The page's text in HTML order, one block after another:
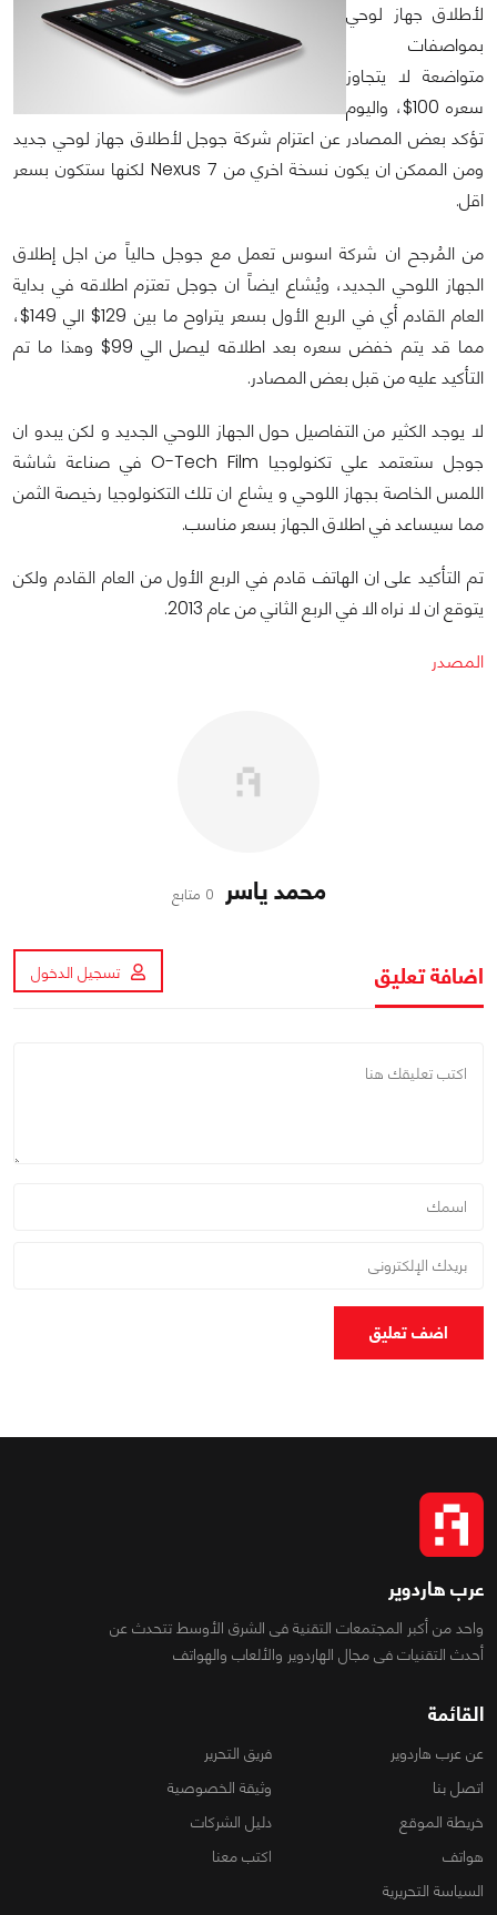
لأطلاق جهاز لوحي
بمواصفات
متواضعة لا يتجاوز
سعره 100$، واليوم
تؤكد بعض المصادر عن اعتزام شركة جوجل لأطلاق جهاز لوحي جديد
ومن الممكن ان يكون نسخة اخري من Nexus 7 لكنها ستكون بسعر
اقل.
من المُرجح ان شركة اسوس تعمل مع جوجل حالياً من اجل إطلاق
الجهاز اللوحي الجديد، ويُشاع ايضاً ان جوجل تعتزم اطلاقه في بداية
العام القادم أي في الربع الأول بسعر يتراوح ما بين 129$ الي 149$،
مما قد يتم خفض سعره بعد اطلاقه ليصل الي 99$ وهذا ما تم
التأكيد عليه من قبل بعض المصادر.
لا يوجد الكثير من التفاصيل حول الجهاز اللوحي الجديد و لكن يبدو ان
جوجل ستعتمد علي تكنولوجيا O-Tech Film في صناعة شاشة
اللمس الخاصة بجهاز اللوحي و يشاع ان تلك التكنولوجيا رخيصة الثمن
مما سيساعد في اطلاق الجهاز بسعر مناسب.
تم التأكيد على ان الهاتف قادم في الربع الأول من العام القادم ولكن
يتوقع ان لا نراه الا في الربع الثاني من عام 2013.
المصدر
محمد ياسر 0 متابع
اضافة تعليق تسجيل الدخول
اضف تعليق
عرب هاردوير
واحد من أكبر المجتمعات التقنية فى الشرق الأوسط تتحدث عن
أحدث التقنيات فى مجال الهاردوير والألعاب والهواتف
القائمة
عن عرب هاردوير
فريق التحرير
اتصل بنا
وثيقة الخصوصية
خريطة الموقع
دليل الشركات
هواتف
اكتب معنا
السياسة التحريرية